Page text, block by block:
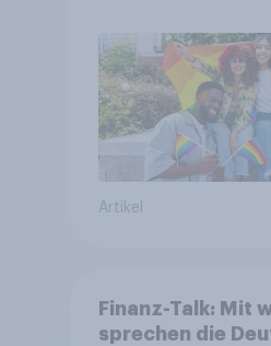
Artikel
Finanz-Talk: Mit
sprechen die